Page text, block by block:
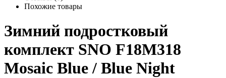
Похожие товары
Зимний подростковый
комплект SNO F18M318
Mosaic Blue / Blue Night